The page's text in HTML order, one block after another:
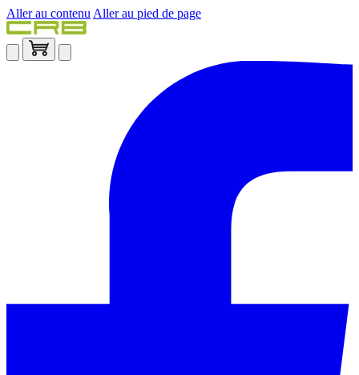
Aller au contenu Aller au pied de page